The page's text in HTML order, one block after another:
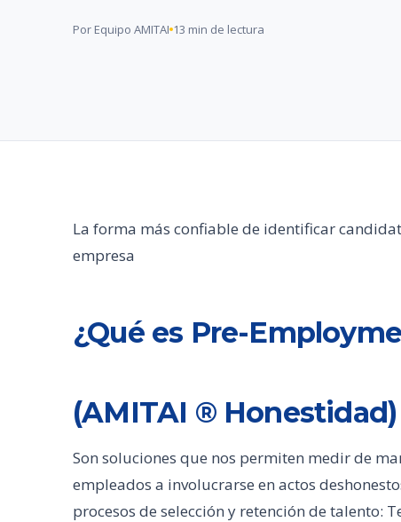
Por Equipo AMITAI 13 min de lectura
La forma más confiable de identificar
empresa
¿Qué es Pre-
(AMITAI ® Honestidad)
Son soluciones que nos permiten medir de
empleados a involucrarse en actos
procesos de selección y retención de talento: